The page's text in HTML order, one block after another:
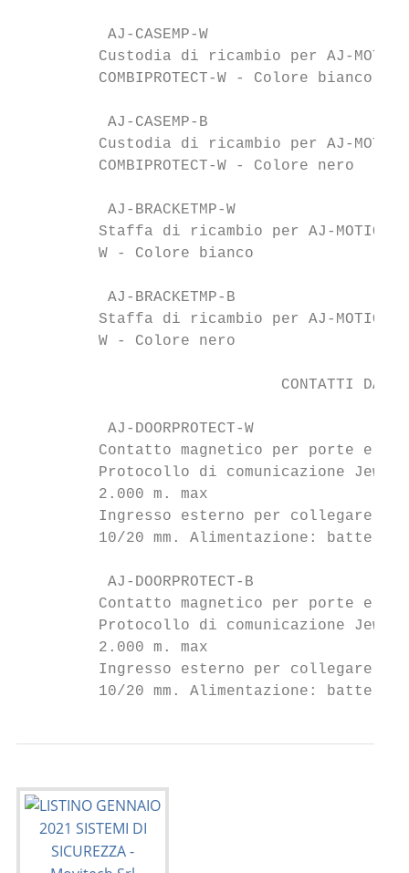
AJ-CASEMP-W
Custodia di ricambio per AJ-
         COMBIPROTECT-W - Colore bianco
AJ-CASEMP-B
Custodia di ricambio per AJ-
         COMBIPROTECT-W - Colore nero
AJ-BRACKETMP-W
Staffa di ricambio per AJ-
         W - Colore bianco
AJ-BRACKETMP-B
Staffa di ricambio per AJ-
         W - Colore nero
CONTATTI DA
AJ-DOORPROTECT-W
Contatto magnetico per porte e
Protocollo di comunicazione
         2.000 m. max
Ingresso esterno per collegare
10/20 mm. Alimentazione:
AJ-DOORPROTECT-B
Contatto magnetico per porte e
Protocollo di comunicazione
         2.000 m. max
Ingresso esterno per collegare
10/20 mm. Alimentazione: